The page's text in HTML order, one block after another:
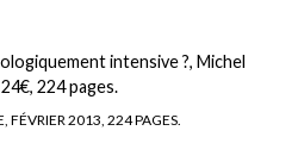
intensive ?, Michel
224 pages.
FÉVRIER 2013, 224 PAGES.